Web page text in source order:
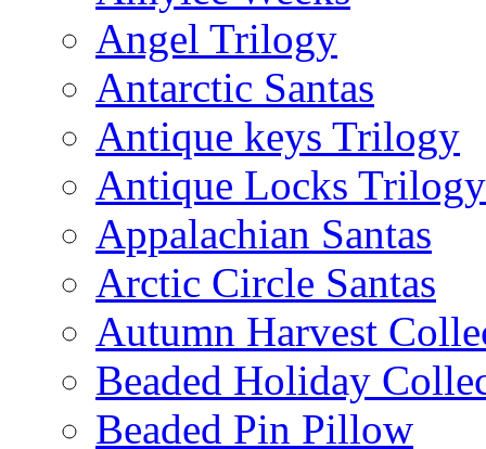
Angel Trilogy
Antarctic Santas
Antique keys Trilogy
Antique Locks Trilogy
Appalachian Santas
Arctic Circle Santas
Autumn Harvest
Beaded Holiday
Beaded Pin Pillow